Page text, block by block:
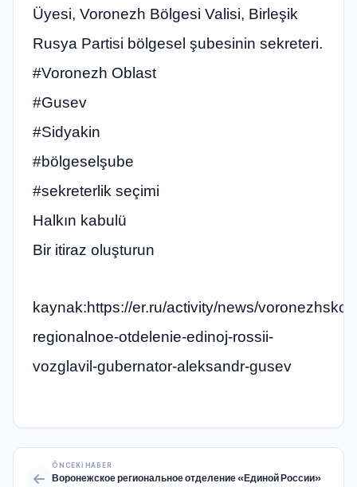
Üyesi, Voronezh Bölgesi Valisi, Birleşik
Rusya Partisi bölgesel şubesinin sekreteri.
#Voronezh Oblast
#Gusev
#Sidyakin
#bölgeselşube
#sekreterlik seçimi
Halkın kabulü
Bir itiraz oluşturun
kaynak:https://er.ru/activity/news/
regionalnoe-otdelenie-edinoj-rossii-
vozglavil-gubernator-aleksandr-gusev
ÖNCEKI HABER
Воронежское региональное отделение «Единой России»